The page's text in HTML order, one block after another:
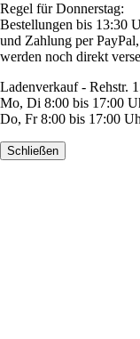
Regel für Donnerstag:
Bestellungen bis 13:30
und Zahlung per PayPal,
werden noch direkt
Ladenverkauf - Rehstr.
Mo, Di 8:00 bis 17:00
Do, Fr 8:00 bis 17:00
Schließen